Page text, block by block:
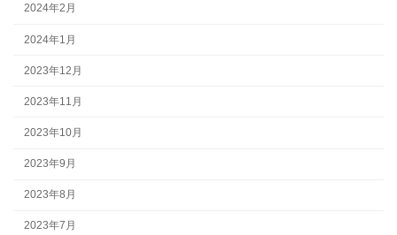
2024年2月
2024年1月
2023年12月
2023年11月
2023年10月
2023年9月
2023年8月
2023年7月